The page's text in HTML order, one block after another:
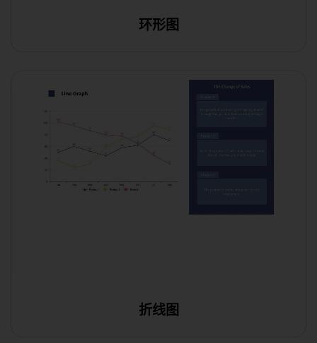
在线编辑
在线编辑
环形图
折线图